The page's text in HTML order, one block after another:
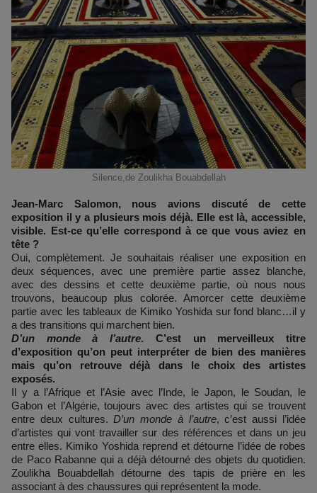
Silence,de Zoulikha Bouabdellah
Jean-Marc Salomon, nous avions discuté de cette
exposition il y a plusieurs mois déjà. Elle est là, accessible,
visible. Est-ce qu’elle correspond à ce que vous aviez en
tête ?
Oui, complètement. Je souhaitais réaliser une exposition en
deux séquences, avec une première partie assez blanche,
avec des dessins et cette deuxième partie, où nous nous
trouvons, beaucoup plus colorée. Amorcer cette deuxième
partie avec les tableaux de Kimiko Yoshida sur fond blanc…il y
a des transitions qui marchent bien.
D’un monde à l’autre. C’est un merveilleux titre
d’exposition qu’on peut interpréter de bien des manières
mais qu’on retrouve déjà dans le choix des artistes
exposés.
Il y a l’Afrique et l’Asie avec l’Inde, le Japon, le Soudan, le
Gabon et l’Algérie, toujours avec des artistes qui se trouvent
entre deux cultures.D’un monde à l’autre, c’est aussi l’idée
d’artistes qui vont travailler sur des références et dans un jeu
entre elles. Kimiko Yoshida reprend et détourne l’idée de robes
de Paco Rabanne qui a déjà détourné des objets du quotidien.
Zoulikha Bouabdellah détourne des tapis de prière en les
associant à des chaussures qui représentent la mode.